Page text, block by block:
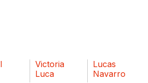
Victoria
Luca
Lucas
Navarro